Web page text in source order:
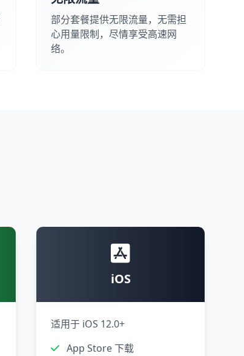
部分套餐提供无限流量，无需担
心用量限制，尽情享受高速网
络。
iOS
适用于 iOS 12.0+
App Store 下载